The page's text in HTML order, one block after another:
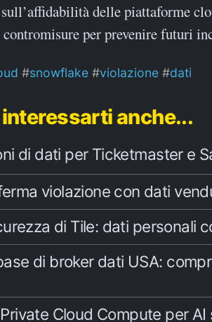
delle piattaforme
per prevenire futuri
snowflake violazione dati
anche...
di dati per Ticketmaster e
violazione con dati
di Tile: dati personali
di broker dati USA:
Cloud Compute per AI